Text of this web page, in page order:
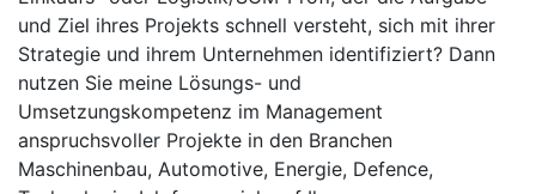
und Ziel ihres Projekts schnell versteht, sich mit ihrer
Strategie und ihrem Unternehmen identifiziert? Dann
nutzen Sie meine Lösungs- und
Umsetzungskompetenz im Management
anspruchsvoller Projekte in den Branchen
Maschinenbau, Automotive, Energie, Defence,